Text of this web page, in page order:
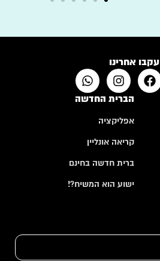
עקבו אחרינו
הברית החדשה
אפליקציה
קריאה אונליין
ברית חדשה בחינם
ישוע הוא המשיח?!